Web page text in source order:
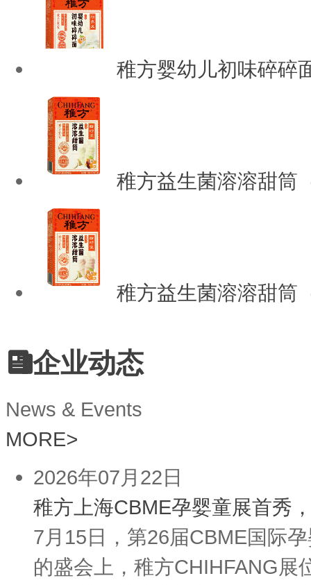
稚方婴幼儿初味碎碎
稚方益生菌溶溶甜筒
稚方益生菌溶溶甜筒
企业动态
News & Events
MORE>
2026年07月22日
稚方上海CBME孕婴童展首秀
7月15日，第26届CBME国际
的盛会上，稚方CHIHFANG展